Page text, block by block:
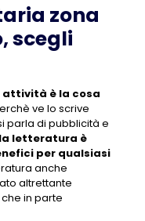
zona
scegli
attività è la cosa
ve lo scrive
parla di pubblicità e
la letteratura è
per qualsiasi
anche
altrettante
in parte